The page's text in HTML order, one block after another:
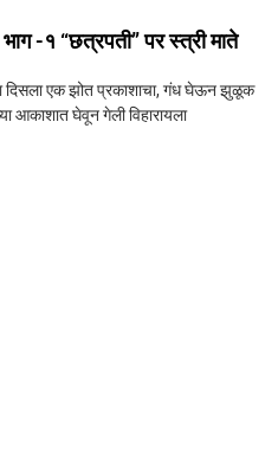
-१ “छत्रपती” पर स्त्री माते
दिसला एक झोत प्रकाशाचा, गंध घेऊन झुळूक
आकाशात घेवून गेली विहारायला